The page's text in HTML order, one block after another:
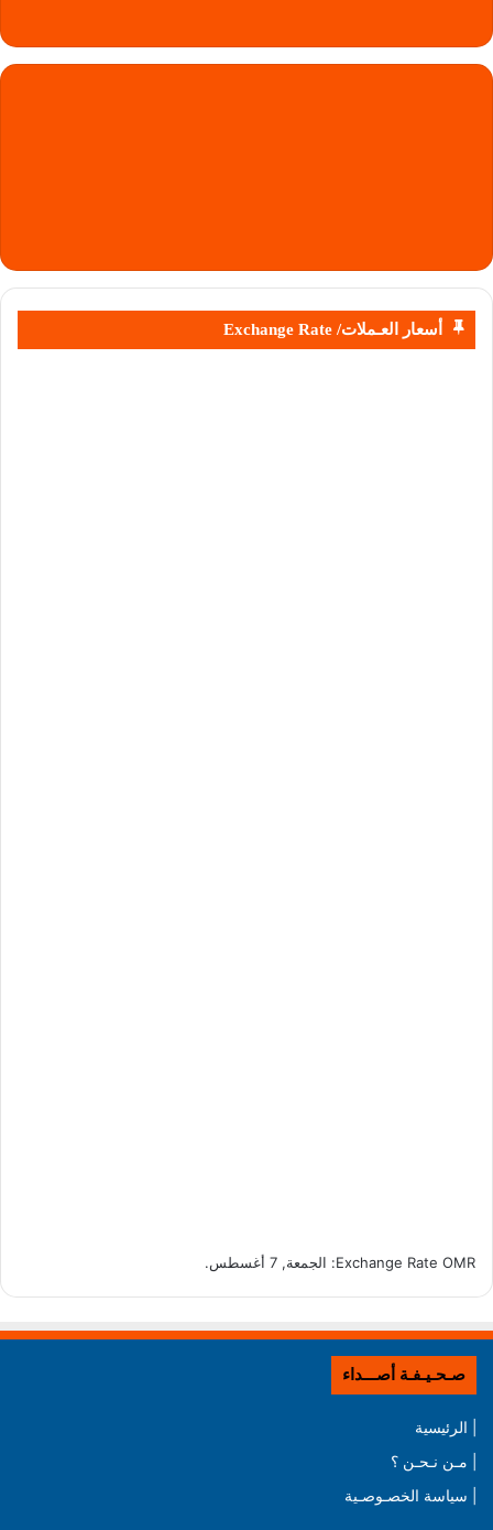
أسعار العـملات/ Exchange Rate
Exchange Rate OMR : الجمعة, 7 أغسطس.
صـحـيـفـة أصـــداء
| الرئيسية
| مـن نـحـن ؟
| سياسة الخصـوصـية